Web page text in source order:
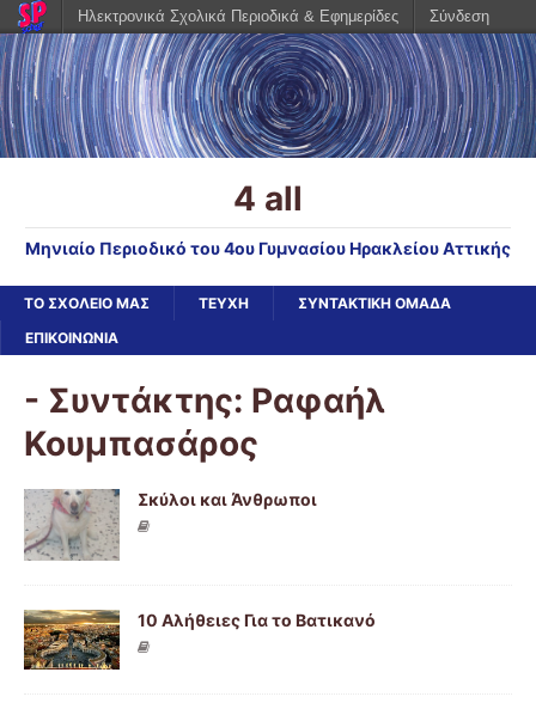
4 all
Μηνιαίο Περιοδικό του 4ου Γυμνασίου Ηρακλείου Αττικής
ΤΟ ΣΧΟΛΕΙΟ ΜΑΣ ΤΕΥΧΗ
ΣΥΝΤΑΚΤΙΚΗ ΟΜΑΔΑ
ΕΠΙΚΟΙΝΩΝΙΑ
- Συντάκτης: Ραφαήλ
Κουμπασάρος
Σκύλοι και Άνθρωποι
10 Αλήθειες Για το Βατικανό
Ηλεκτρονικά Σχολικά Περιοδικά & Εφημερίδες Σύνδεση